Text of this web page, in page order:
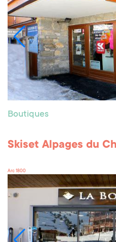
Boutiques
Skiset Alpages du
Arc 1800